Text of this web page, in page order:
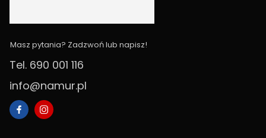
Masz pytania? Zadzwoń lub napisz!
Tel. 690 001 116
info@namur.pl